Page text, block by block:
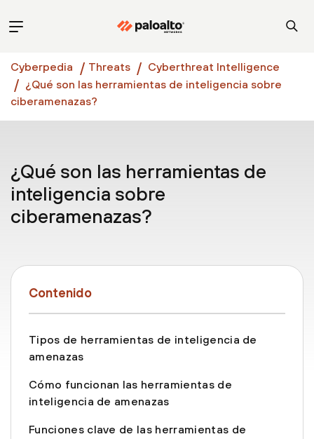
Cyberpedia Threats
Cyberthreat Intelligence
¿Qué son las herramientas de inteligencia sobre
ciberamenazas?
¿Qué son las herramientas de
inteligencia sobre
ciberamenazas?
Contenido
Tipos de herramientas de inteligencia de
amenazas
Cómo funcionan las herramientas de
inteligencia de amenazas
Funciones clave de las herramientas de